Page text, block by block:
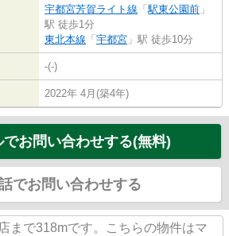
宇都宮芳賀ライト線 「駅東公園前 」
駅 徒歩1分
東北本線 「 宇都宮 」駅 徒歩10分
-(-)
2022年 4月(築4年)
でお問い合わせする(無料)
でお問い合わせする
まで318mです。こちらの物件はマ